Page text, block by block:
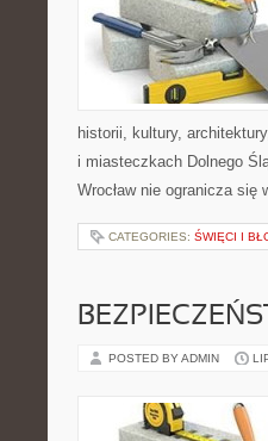
historii, kultury,
i miasteczkach Dolnego
Wrocław nie ogranicza
CATEGORIES: ŚWIĘCI I
POSTED BY ADMIN